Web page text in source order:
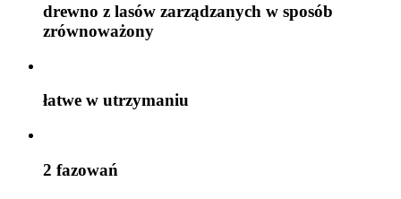
drewno z lasów zarządzanych w sposób
zrównoważony
łatwe w utrzymaniu
2 fazowań